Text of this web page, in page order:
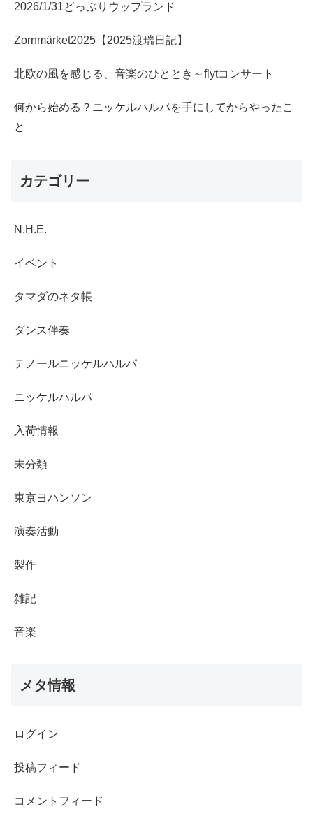
2026/1/31どっぷりウップランド
Zornmärket2025【2025渡瑞日記】
北欧の風を感じる、音楽のひととき～flytコンサート
何から始める？ニッケルハルパを手にしてからやったこ
と
カテゴリー
N.H.E.
イベント
タマダのネタ帳
ダンス伴奏
テノールニッケルハルパ
ニッケルハルパ
入荷情報
未分類
東京ヨハンソン
演奏活動
製作
雑記
音楽
メタ情報
ログイン
投稿フィード
コメントフィード